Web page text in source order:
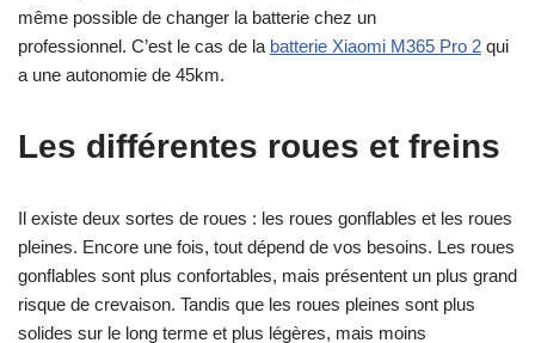
même possible de changer la batterie chez un
professionnel. C’est le cas de la batterie Xiaomi M365 Pro 2 qui
a une autonomie de 45km.
Les différentes roues et freins
Il existe deux sortes de roues : les roues gonflables et les roues
pleines. Encore une fois, tout dépend de vos besoins. Les roues
gonflables sont plus confortables, mais présentent un plus grand
risque de crevaison. Tandis que les roues pleines sont plus
solides sur le long terme et plus légères, mais moins